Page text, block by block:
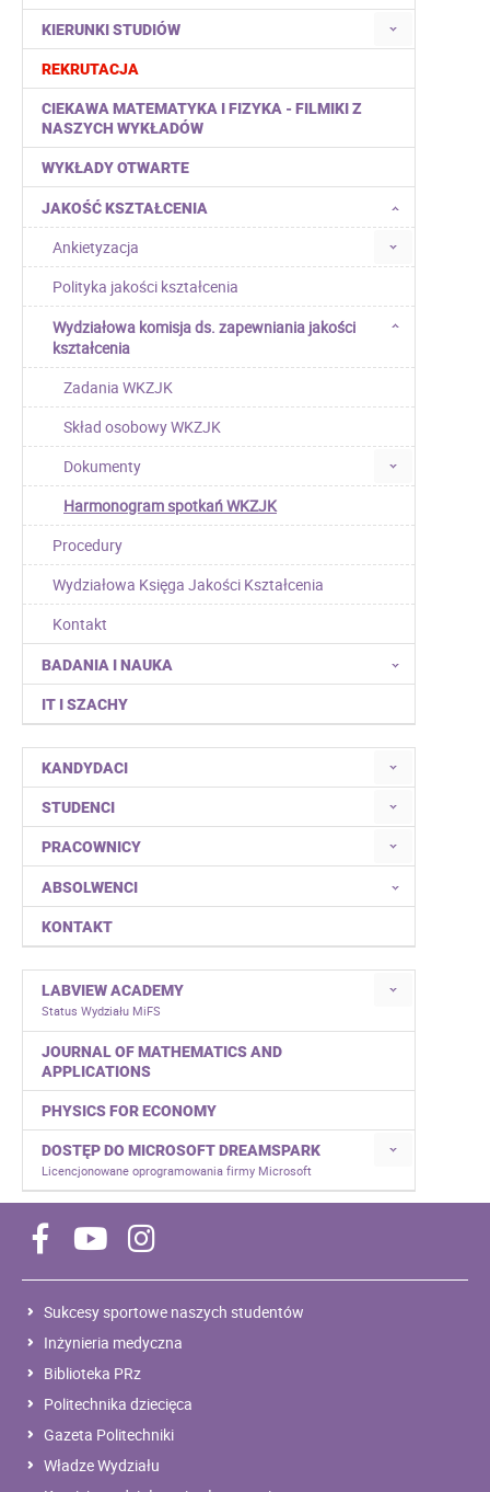
KIERUNKI STUDIÓW
REKRUTACJA
CIEKAWA MATEMATYKA I FIZYKA - FILMIKI Z
NASZYCH WYKŁADÓW
WYKŁADY OTWARTE
JAKOŚĆ KSZTAŁCENIA
Ankietyzacja
Polityka jakości kształcenia
Wydziałowa komisja ds. zapewniania jakości
kształcenia
Zadania WKZJK
Skład osobowy WKZJK
Dokumenty
Harmonogram spotkań WKZJK
Procedury
Wydziałowa Księga Jakości Kształcenia
Kontakt
BADANIA I NAUKA
IT I SZACHY
KANDYDACI
STUDENCI
PRACOWNICY
ABSOLWENCI
KONTAKT
LABVIEW ACADEMY
Status Wydziału MiFS
JOURNAL OF MATHEMATICS AND
APPLICATIONS
PHYSICS FOR ECONOMY
DOSTĘP DO MICROSOFT DREAMSPARK
Licencjonowane oprogramowania firmy Microsoft
Sukcesy sportowe naszych studentów
Inżynieria medyczna
Biblioteka PRz
Politechnika dziecięca
Gazeta Politechniki
Władze Wydziału